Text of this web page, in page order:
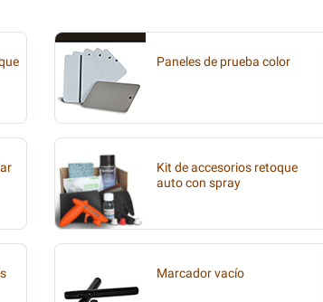
Paneles de prueba color
Kit de accesorios retoque
auto con spray
Marcador vacío